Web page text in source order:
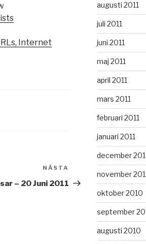
Internet
inlägg
NÄSTA
– 20 Juni 2011
augusti 2011
juli 2011
juni 2011
maj 2011
april 2011
mars 2011
februari 2011
januari 2011
december
november
oktober 2010
september
augusti 2010